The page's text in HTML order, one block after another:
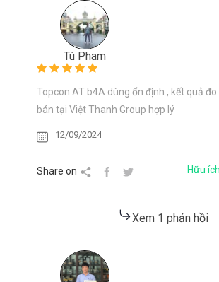
Tú Pham
Topcon AT b4A dùng ổn định , kết quả đo
bán tại Việt Thanh Group hợp lý
12/09/2024
Share on Hữu
Xem 1 phản hồi